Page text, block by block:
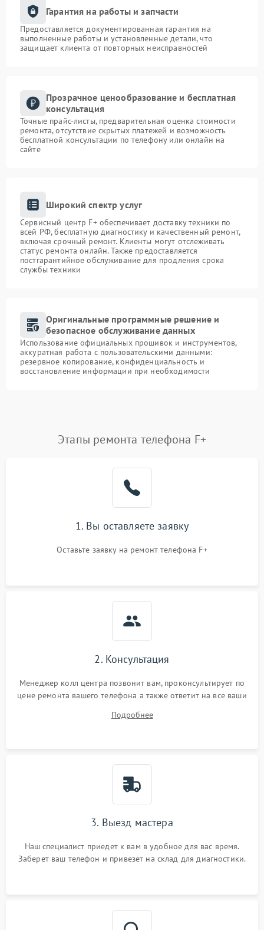
Гарантия на работы и запчасти
Предоставляется документированная гарантия на
выполненные работы и установленные детали, что
защищает клиента от повторных неисправностей
Прозрачное ценообразование и бесплатная
консультация
Точные прайс-листы, предварительная оценка стоимости
ремонта, отсутствие скрытых платежей и возможность
бесплатной консультации по телефону или онлайн на
сайте
Широкий спектр услуг
Сервисный центр F+ обеспечивает доставку техники по
всей РФ, бесплатную диагностику и качественный ремонт,
включая срочный ремонт. Клиенты могут отслеживать
статус ремонта онлайн. Также предоставляется
постгарантийное обслуживание для продления срока
службы техники
Оригинальные программные решение и
безопасное обслуживание данных
Использование официальных прошивок и инструментов,
аккуратная работа с пользовательскими данными:
резервное копирование, конфиденциальность и
восстановление информации при необходимости
Этапы ремонта телефона F+
1. Вы оставляете заявку
Оставьте заявку на ремонт телефона F+
2. Консультация
Менеджер колл центра позвонит вам, проконсультирует по
цене ремонта вашего телефона а также ответит на все ваши
Подробнее
3. Выезд мастера
Наш специалист приедет к вам в удобное для вас время.
Заберет ваш телефон и привезет на склад для диагностики.